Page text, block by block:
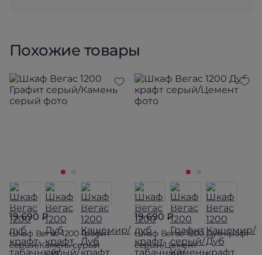
Похожие товары
19 690 ₽
Шкаф Вегас 1200 Графит
серый/Камень серый
19 690 ₽
Шкаф Вегас 1200 Дуб крафт
серый/Цемент